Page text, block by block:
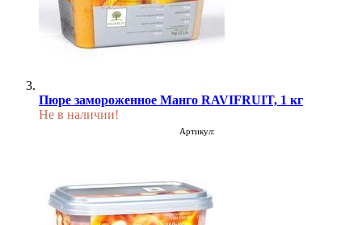
Пюре замороженное Манго RAVIFRUIT, 1 кг
Не в наличии!
Артикул: